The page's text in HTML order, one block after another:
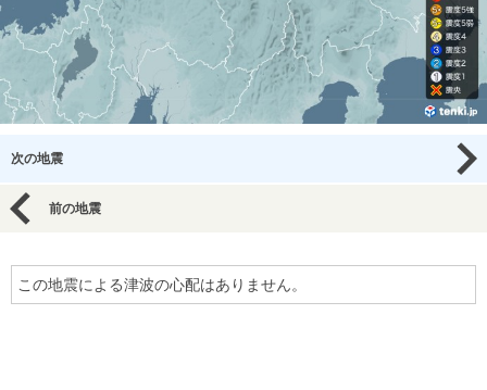
次の地震
前の地震
この地震による津波の心配はありません。